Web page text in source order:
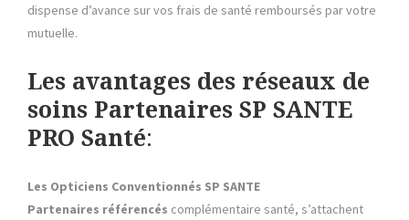
dispense d’avance sur vos frais de santé remboursés par votre
mutuelle.
Les avantages des réseaux de
soins Partenaires SP SANTE
PRO Santé:
Les Opticiens Conventionnés SP SANTE
Partenaires référencés complémentaire santé, s’attachent